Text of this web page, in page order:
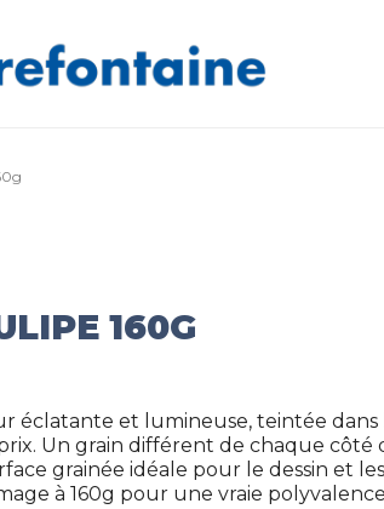
160G
éclatante et lumineuse, teintée
Un grain différent de chaque
grainée idéale pour le dessin et
à 160g pour une vraie